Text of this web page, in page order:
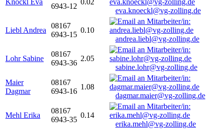
Knöckl Eva
6943-12
0.02
eva.knoeckl@vg-zolling.de
Liebl Andrea
08167
6943-15
0.10
andrea.liebl@vg-zolling.de
Lohr Sabine
08167
6943-36
2.05
sabine.lohr@vg-zolling.de
Maier
Dagmar
08167
6943-16
1.08
dagmar.maier@vg-zolling.de
Mehl Erika
08167
6943-35
0.14
erika.mehl@vg-zolling.de